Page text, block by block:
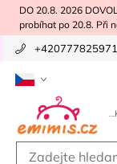
DO 20.8. 2026
probíhat po 20.8. Při
+420777825971